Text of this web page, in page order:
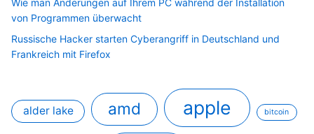
von Programmen überwacht
Russische Hacker starten Cyberangriff in Deutschland und
Frankreich mit Firefox
alder lake amd apple bitcoin